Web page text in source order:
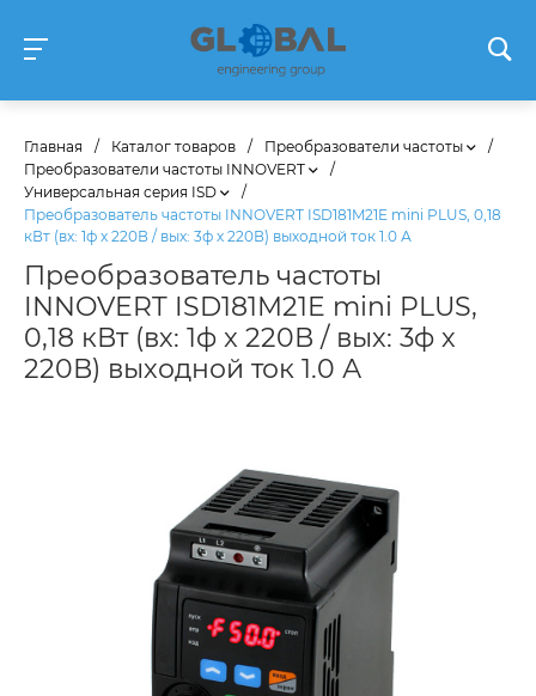
Главная / Каталог товаров / Преобразователи частоты
/
Преобразователи частоты INNOVERT
/
Универсальная серия ISD
/
Преобразователь частоты INNOVERT ISD181M21E mini PLUS, 0,18
кВт (вх: 1ф x 220В / вых: 3ф х 220В) выходной ток 1.0 А
Преобразователь частоты
INNOVERT ISD181M21E mini PLUS,
0,18 кВт (вх: 1ф x 220В / вых: 3ф х
220В) выходной ток 1.0 А